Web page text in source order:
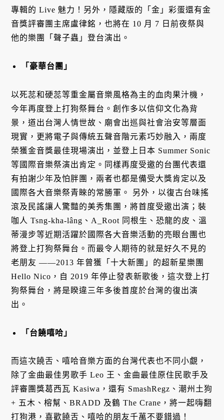
專輯的 Live 魅力！另外，隱藏版的「金」彩蛋還有金
音獎評審團主席盧律銘，也將在 10 月 7 日前夜祭與
他的樂團「聲子蟲」登台演出。
「豪華台團」
以死蕊和硬蕊等重金屬音樂風格為主的血肉果汁機，
今年再度登上打狗祭舞台。創作多以信仰文化為背
景，道出台灣人情世故、廟會出巡與社會治安等層面
現實，更將電子與傳統五聲音階元素巧妙融入，兩度
榮獲金音獎最佳現場演出，並登上日本 Summer Sonic
等國際音樂祭演出肯定。同樣再度受邀的台團代表還
有拍謝少年及怕胖團，兩者也都是備受大獎肯定以及
國際各大音樂祭青睞的常勝軍。 另外，以復古台味搖
滾及民謠讓人驚豔的美秀集團，將首度受邀出演；裝
咖人 Tsng-kha-lâng、A_Root 同根生、恐龍的皮、溫
蒂漫步等近期活躍於國際各大音樂活動的亮眼台團也
將登上打狗祭舞台。而最令人期待的就是好久不見的
老朋友 ——2013 年曾獲「十大新團」的超新星樂團
Hello Nico，自 2019 年停止發表新歌後，這次登上打
狗祭舞台，將是睽違三年多後首度於台灣的復出演
出。
「台饒嘻哈」
而這次饒舌、嘻哈音樂方面的台灣代表也不同小覷，
除了金曲最佳男歌手 Leo 王、金曲最佳原住民歌手及
評審團獎葛西瓦 Kasiwa，還有 SmashRegz、潮州土狗
+ 五木、榕幫、BRADD 及鶴 The Crane，將一起嗨翻
打狗港，喜歡饒舌、嘻哈的朋友千萬不要錯過！